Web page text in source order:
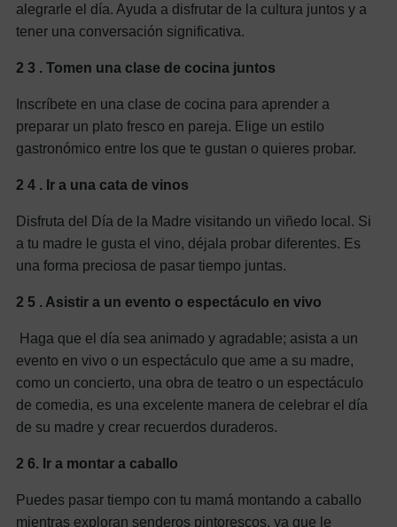
alegrarle el día. Ayuda a disfrutar de la cultura juntos y a
tener una conversación significativa.
2 3 . Tomen una clase de cocina juntos
Inscríbete en una clase de cocina para aprender a
preparar un plato fresco en pareja. Elige un estilo
gastronómico entre los que te gustan o quieres probar.
2 4 . Ir a una cata de vinos
Disfruta del Día de la Madre visitando un viñedo local. Si
a tu madre le gusta el vino, déjala probar diferentes. Es
una forma preciosa de pasar tiempo juntas.
2 5 . Asistir a un evento o espectáculo en vivo
Haga que el día sea animado y agradable; asista a un
evento en vivo o un espectáculo que ame a su madre,
como un concierto, una obra de teatro o un espectáculo
de comedia, es una excelente manera de celebrar el día
de su madre y crear recuerdos duraderos.
2 6. Ir a montar a caballo
Puedes pasar tiempo con tu mamá montando a caballo
mientras exploran senderos pintorescos, ya que le